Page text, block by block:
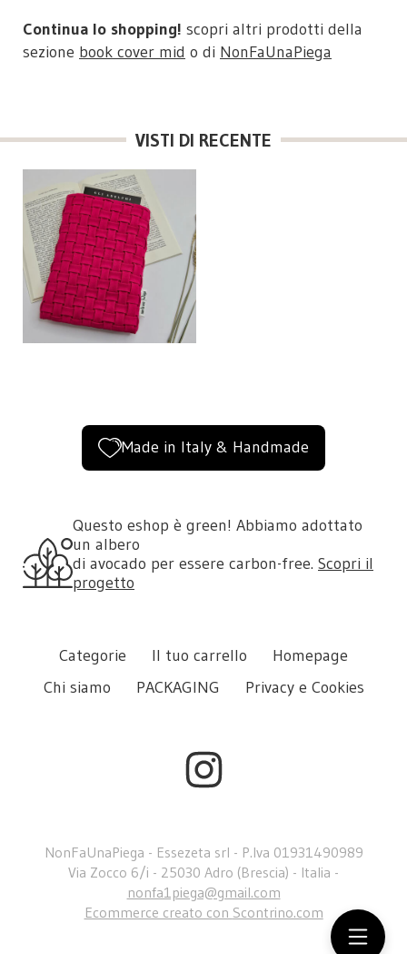
Continua lo shopping! scopri altri prodotti della
sezione book cover mid o di NonFaUnaPiega
VISTI DI RECENTE
Made in Italy & Handmade
Questo eshop è green! Abbiamo adottato
un albero
di avocado per essere carbon-free. Scopri il
progetto
Categorie Il tuo carrello
Homepage
Chi siamo
PACKAGING Privacy e Cookies
NonFaUnaPiega - Essezeta srl - P.Iva 01931490989
Via Zocco 6/i - 25030 Adro (Brescia) - Italia -
nonfa1piega@gmail.com
Ecommerce creato con Scontrino.com